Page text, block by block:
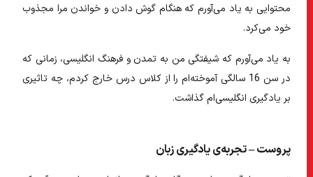
محتوایی به یاد می‌آورم که هنگام گوش دادن و خواندن مرا مجذوب
خود می‌کرد.
به یاد می‌آورم که شیفتگی من به تمدن و فرهنگ انگلیسی، زمانی که
در سن 16 سالگی آموخته‌ام را از کلاس درس خارج کردم، چه تاثیری
بر یادگیری انگلیسی‌ام گذاشت.
پروست – تجربه‌ی یادگیری زبان